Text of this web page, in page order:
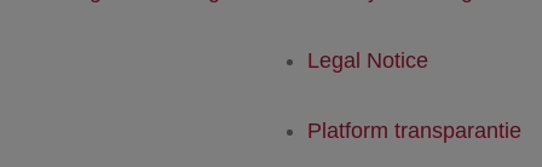
Legal Notice
Platform transparantie